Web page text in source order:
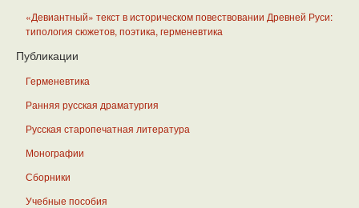
«Девиантный» текст в историческом повествовании Древней Руси:
типология сюжетов, поэтика, герменевтика
Публикации
Герменевтика
Ранняя русская драматургия
Русская старопечатная литература
Монографии
Сборники
Учебные пособия